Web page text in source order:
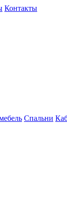
Контакты
Спальни